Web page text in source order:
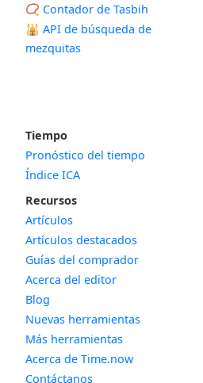
📿 Contador de Tasbih
🕌 API de búsqueda de
mezquitas
Tiempo
Pronóstico del tiempo
Índice ICA
Recursos
Artículos
Artículos destacados
Guías del comprador
Acerca del editor
Blog
Nuevas herramientas
Más herramientas
Acerca de Time.now
Contáctanos